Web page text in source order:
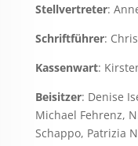
Stellvertreter:
Schriftführer:
Kassenwart:
Beisitzer: Denise
Michael Fehrenz,
Schappo, Patrizia